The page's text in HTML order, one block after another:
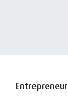
Entrepreneur